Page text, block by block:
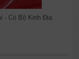
- Có Bộ Kinh Địa